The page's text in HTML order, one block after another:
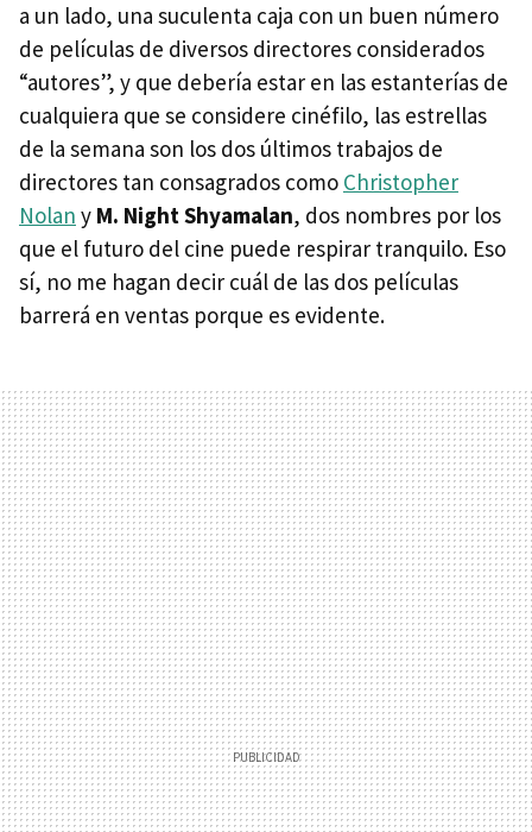
a un lado, una suculenta caja con un buen número
de películas de diversos directores considerados
“autores”, y que debería estar en las estanterías de
cualquiera que se considere cinéfilo, las estrellas
de la semana son los dos últimos trabajos de
directores tan consagrados como Christopher
Nolan y M. Night Shyamalan, dos nombres por los
que el futuro del cine puede respirar tranquilo. Eso
sí, no me hagan decir cuál de las dos películas
barrerá en ventas porque es evidente.